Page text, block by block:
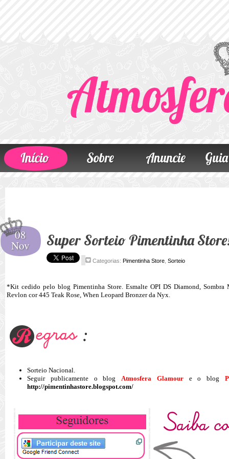
08
Nov Super Sorteio Pimentinha
Categorias: Pimentinha Store Sorteio
*Kit cedido pelo blog Pimentinha Store. Esmalte OPI DS Diamond, Sombra
Revlon cor 445 Teak Rose, When Leopard Bronzer da Nyx.
Sorteio Nacional.
Seguir publicamente o blog Atmosfera Glamoure o blog
http://pimentinhastore.blogspot.com/